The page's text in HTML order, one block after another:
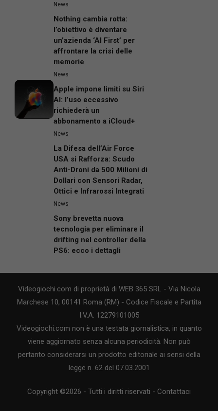
News
Nothing cambia rotta:
l’obiettivo è diventare
un’azienda ‘AI First’ per
affrontare la crisi delle
memorie
News
Apple impone limiti su Siri
AI: l’uso eccessivo
richiederà un
abbonamento a iCloud+
News
La Difesa dell’Air Force
USA si Rafforza: Scudo
Anti-Droni da 500 Milioni di
Dollari con Sensori Radar,
Ottici e Infrarossi Integrati
News
Sony brevetta nuova
tecnologia per eliminare il
drifting nel controller della
PS6: ecco i dettagli
Videogiochi.com di proprietà di WEB 365 SRL - Via Nicola
Marchese 10, 00141 Roma (RM) - Codice Fiscale e Partita
I.V.A. 12279101005
Videogiochi.com non è una testata giornalistica, in quanto
viene aggiornato senza alcuna periodicità. Non può
pertanto considerarsi un prodotto editoriale ai sensi della
legge n. 62 del 07.03.2001
Copyright ©2026 - Tutti i diritti riservati - Contattaci